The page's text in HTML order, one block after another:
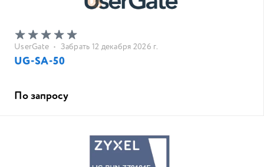
UserGate • Забрать 12 декабря 2026 г.
UG-SA-50
По запросу